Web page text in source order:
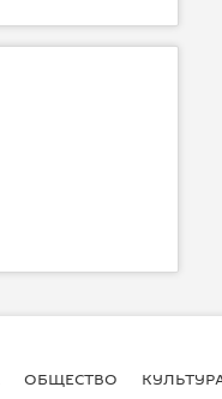
ОБЩЕСТВО